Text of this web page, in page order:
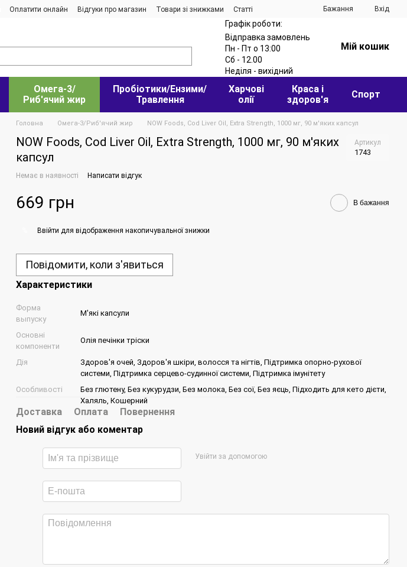
Оплатити онлайн Відгуки про магазин Товари зі знижками Статті Бажання Вхід
Графік роботи:
Відправка замовлень
Пн - Пт о 13:00
Сб - 12.00
Неділя - вихідний
Мій кошик
Омега-3/
Риб'ячий жир
Пробіотики/Ензими/
Травлення
Харчові
олії
Краса і
здоров'я
Спорт
Головна Омега-3/Риб'ячий жир NOW Foods, Cod Liver Oil, Extra Strength, 1000 мг, 90 м'яких капсул
NOW Foods, Cod Liver Oil, Extra Strength, 1000 мг, 90 м'яких
капсул
Артикул
1743
Немає в наявності Написати відгук
669 грн В бажання
Ввійти для відображення накопичувальної знижки
Повідомити, коли з'явиться
Характеристики
Форма
выпуску
М'які капсули
Основні
компоненти
Олія печінки тріски
Дія
Здоров'я очей, Здоров'я шкіри, волосся та нігтів, Підтримка опорно-рухової
системи, Підтримка серцево-судинної системи, Підтримка імунітету
Особливості
Без глютену, Без кукурудзи, Без молока, Без сої, Без яєць, Підходить для кето дієти,
Халяль, Кошерний
Доставка Оплата
Повернення
Новий відгук або коментар
Увійти за допомогою